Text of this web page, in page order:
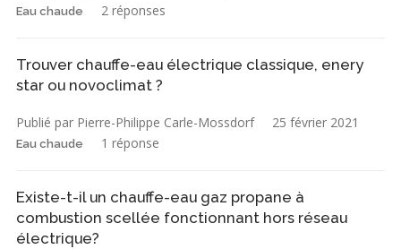
Eau chaude 2 réponses
Trouver chauffe-eau électrique classique, enery
star ou novoclimat ?
Publié par Pierre-Philippe Carle-Mossdorf 25 février 2021
Eau chaude 1 réponse
Existe-t-il un chauffe-eau gaz propane à
combustion scellée fonctionnant hors réseau
électrique?